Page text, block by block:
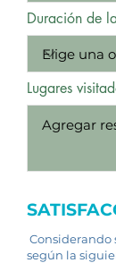
Duración de
Lugares
Considerando
según la